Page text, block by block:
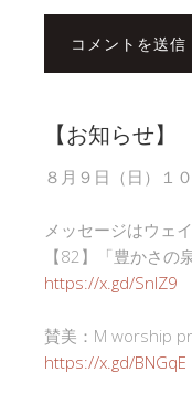
【お知らせ】
８月９日（日）１
メッセージはウェ
【82】「豊かさの泉
https://x.gd/SnlZ9
賛美：M worship
https://x.gd/BNGqE